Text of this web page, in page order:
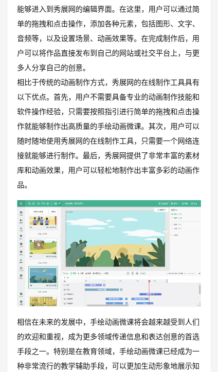
能够进入到秀展网的编辑界面。在这里，用户可以通过简
单的拖拽和点击操作，添加各种元素，包括图形、文字、
音频等，以及设置场景、动画效果等。在完成制作后，用
户可以将作品直接发布到自己的网站或社交平台上，与更
多人分享自己的创意。
相比于传统的动画制作方式，秀展网的在线制作工具具有
以下优点。首先，用户不需要具备专业的动画制作技能和
软件操作经验，只需要按照指引进行简单的拖拽和点击操
作就能够制作出高质量的手绘动画微课。其次，用户可以
随时随地使用秀展网的在线制作工具，只需要一个网络连
接就能够进行制作。最后，秀展网提供了非常丰富的素材
库和动画效果，用户可以轻松地制作出丰富多彩的动画作
品。
相信在未来的发展中，手绘动画微课将会越来越受到人们
的欢迎和重视，成为更多领域传递信息和表达创意的首选
手段之一。特别是在教育领域，手绘动画微课已经成为一
种非常流行的教学辅助手段，可以更加生动形象地展示知